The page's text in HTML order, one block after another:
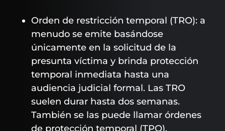
Orden de restricción temporal (TRO): a
menudo se emite basándose
únicamente en la solicitud de la
presunta víctima y brinda protección
temporal inmediata hasta una
audiencia judicial formal. Las TRO
suelen durar hasta dos semanas.
También se las puede llamar órdenes
de protección temporal (TPO).